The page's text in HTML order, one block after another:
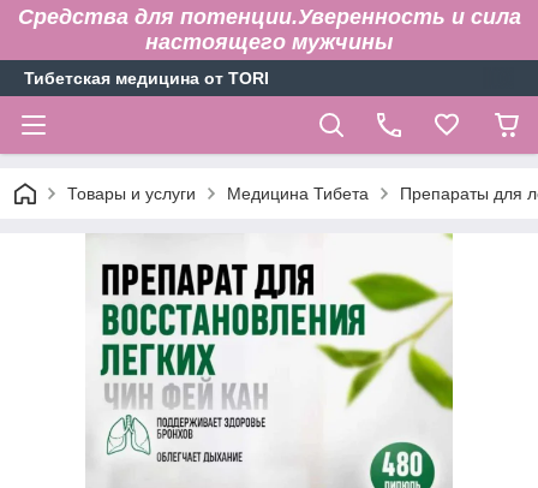
Средства для потенции.Уверенность и сила
настоящего мужчины
Тибетская медицина от TORI
Товары и услуги Медицина Тибета Препараты для